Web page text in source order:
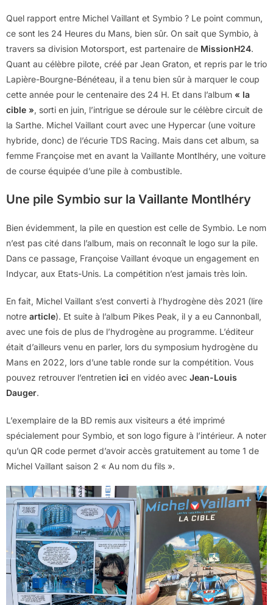
Quel rapport entre Michel Vaillant et Symbio ? Le point commun,
ce sont les 24 Heures du Mans, bien sûr. On sait que Symbio, à
travers sa division Motorsport, est partenaire de MissionH24.
Quant au célèbre pilote, créé par Jean Graton, et repris par le trio
Lapière-Bourgne-Bénéteau, il a tenu bien sûr à marquer le coup
cette année pour le centenaire des 24 H. Et dans l’album « la
cible », sorti en juin, l’intrigue se déroule sur le célèbre circuit de
la Sarthe. Michel Vaillant court avec une Hypercar (une voiture
hybride, donc) de l’écurie TDS Racing. Mais dans cet album, sa
femme Françoise met en avant la Vaillante Montlhéry, une voiture
de course équipée d’une pile à combustible.
Une pile Symbio sur la Vaillante Montlhéry
Bien évidemment, la pile en question est celle de Symbio. Le nom
n’est pas cité dans l’album, mais on reconnaît le logo sur la pile.
Dans ce passage, Françoise Vaillant évoque un engagement en
Indycar, aux Etats-Unis. La compétition n’est jamais très loin.
En fait, Michel Vaillant s’est converti à l’hydrogène dès 2021 (lire
notre article). Et suite à l’album Pikes Peak, il y a eu Cannonball,
avec une fois de plus de l’hydrogène au programme. L’éditeur
était d’ailleurs venu en parler, lors du symposium hydrogène du
Mans en 2022, lors d’une table ronde sur la compétition. Vous
pouvez retrouver l’entretien ici en vidéo avec Jean-Louis
Dauger.
L’exemplaire de la BD remis aux visiteurs a été imprimé
spécialement pour Symbio, et son logo figure à l’intérieur. A noter
qu’un QR code permet d’avoir accès gratuitement au tome 1 de
Michel Vaillant saison 2 « Au nom du fils ».